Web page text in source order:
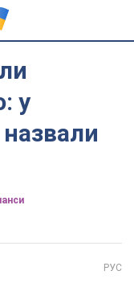
у
РУС